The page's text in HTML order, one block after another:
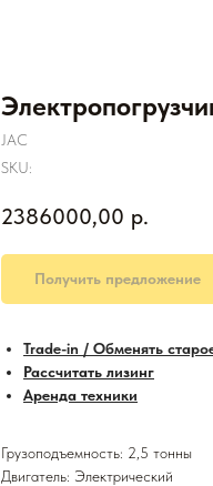
JAC
SKU:
2386000,00 р.
Получить предложение
Trade-in / Обменять
Рассчитать лизинг
Аренда техники
Грузоподъемность: 2,5 тонны
Двигатель: Электрический